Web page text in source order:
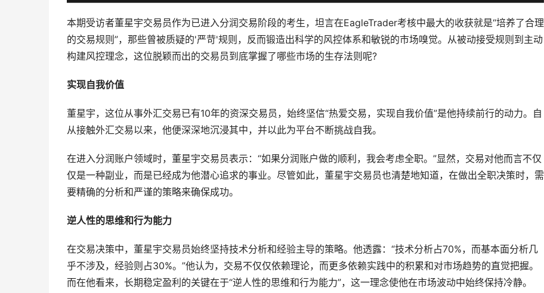
本期受访者董星宇交易员作为已进入分润交易阶段的考生，坦言在EagleTrader考核中最大的收获就是“培养了合理
的交易规则”，那些曾被质疑的'严苛'规则，反而锻造出科学的风控体系和敏锐的市场嗅觉。从被动接受规则到主动
构建风控理念，这位脱颖而出的交易员到底掌握了哪些市场的生存法则呢?
实现自我价值
董星宇，这位从事外汇交易已有10年的资深交易员，始终坚信“热爱交易，实现自我价值”是他持续前行的动力。自
从接触外汇交易以来，他便深深地沉浸其中，并以此为平台不断挑战自我。
在进入分润账户领域时，董星宇交易员表示：“如果分润账户做的顺利，我会考虑全职。”显然，交易对他而言不仅
仅是一种副业，而是已经成为他潜心追求的事业。尽管如此，董星宇交易员也清楚地知道，在做出全职决策时，需
要精确的分析和严谨的策略来确保成功。
逆人性的思维和行为能力
在交易决策中，董星宇交易员始终坚持技术分析和经验主导的策略。他透露：“技术分析占70%，而基本面分析几
乎不涉及，经验则占30%。”他认为，交易不仅仅依赖理论，而更多依赖实践中的积累和对市场趋势的直觉把握。
而在他看来，长期稳定盈利的关键在于“逆人性的思维和行为能力”，这一理念使他在市场波动中始终保持冷静。